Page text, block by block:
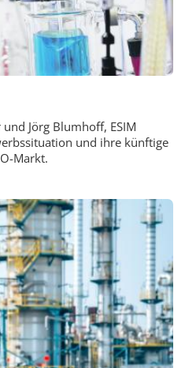
Jörg Blumhoff, ESIM
und ihre künftige
Markt.